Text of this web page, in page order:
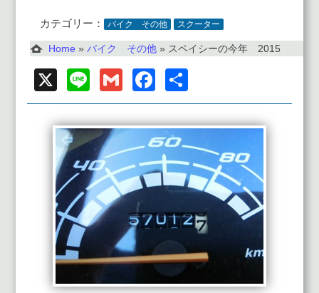
カテゴリー： バイク その他 スクーター
Home » バイク その他 » スペイシーの今年 2015
X Line GmailFacebook
有